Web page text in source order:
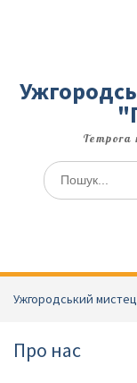
Шукати:
Ужгородський
Про нас